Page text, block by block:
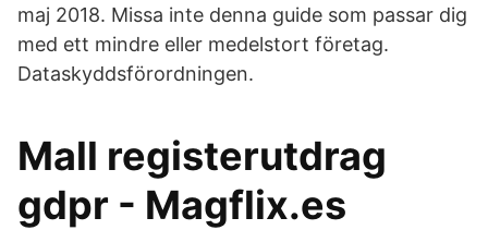
maj 2018. Missa inte denna guide som passar dig
med ett mindre eller medelstort företag.
Dataskyddsförordningen.
Mall registerutdrag
gdpr - Magflix.es